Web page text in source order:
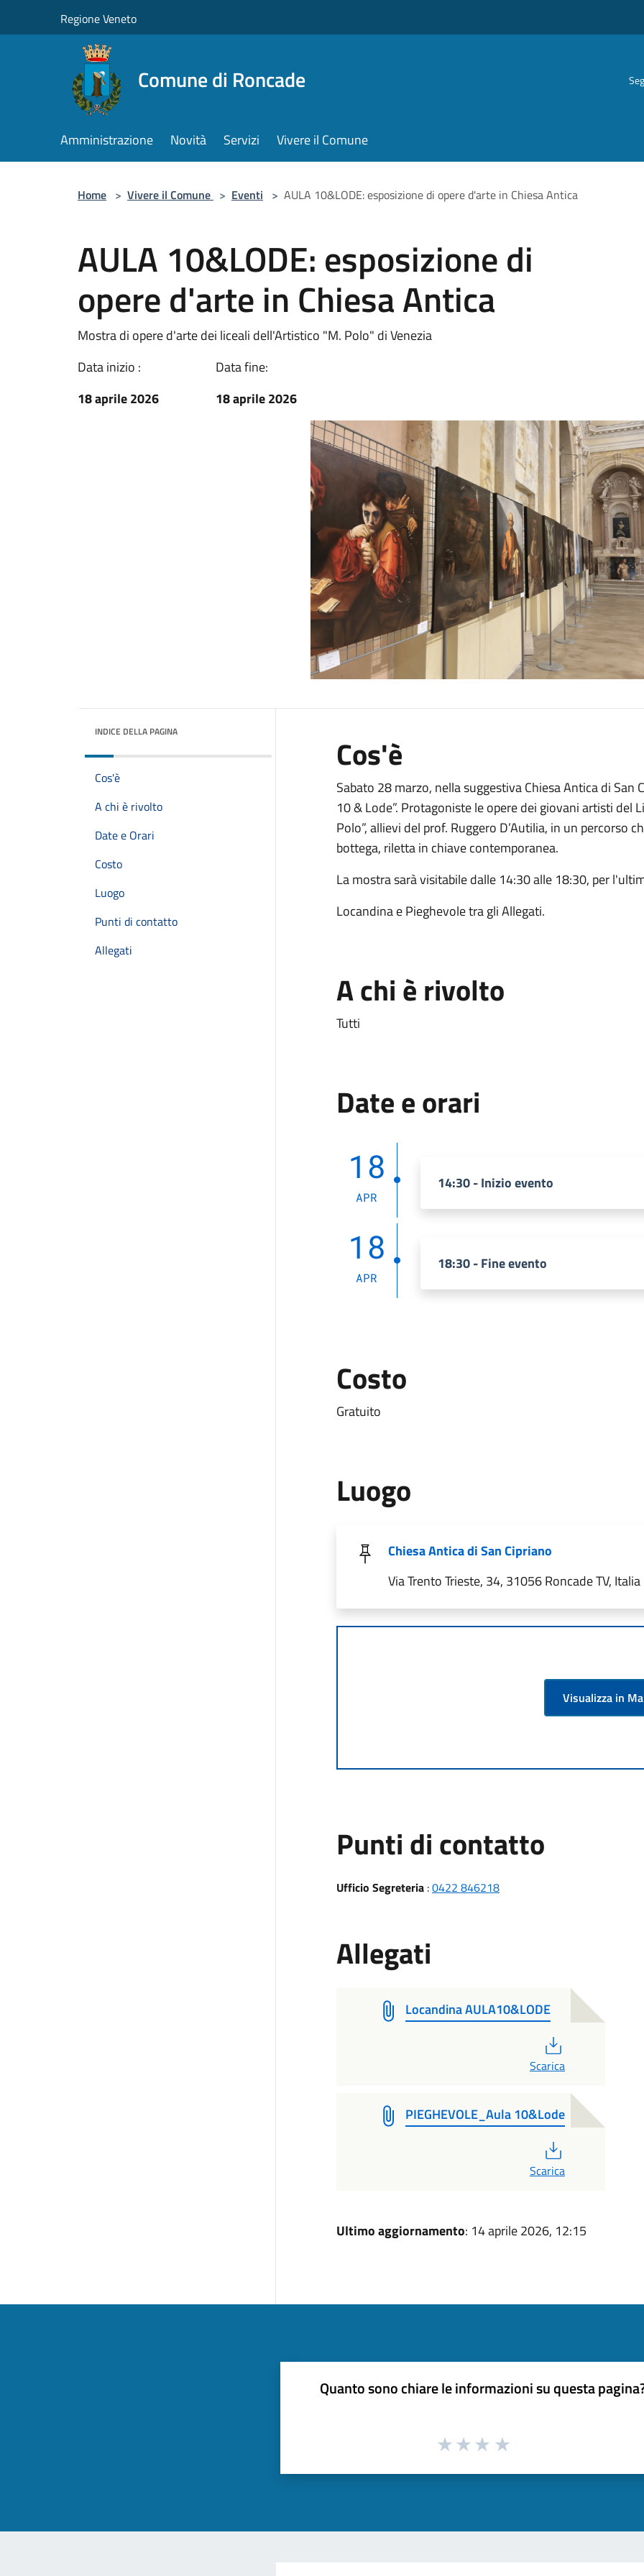
Regione Veneto
Comune di Roncade
Amministrazione Novità Servizi Vivere il Comune
Home > Vivere il Comune > Eventi > AULA 10&LODE: esposizione di opere d'arte in Chiesa Antica
AULA 10&LODE: esposizione di
opere d'arte in Chiesa Antica
Mostra di opere d'arte dei liceali dell'Artistico "M. Polo" di Venezia
Data inizio :
18 aprile 2026
Data fine:
18 aprile 2026
INDICE DELLA PAGINA
Cos'è
A chi è rivolto
Date e Orari
Costo
Luogo
Punti di contatto
Allegati
Cos'è
Sabato 28 marzo, nella suggestiva Chiesa Antica di
10 & Lode”. Protagoniste le opere dei giovani artisti del
Polo”, allievi del prof. Ruggero D’Autilia, in un percorso
bottega, riletta in chiave contemporanea.
La mostra sarà visitabile dalle 14:30 alle 18:30, per
Locandina e Pieghevole tra gli Allegati.
A chi è rivolto
Tutti
Date e orari
18
APR
14:30 - Inizio evento
18
APR
18:30 - Fine evento
Costo
Gratuito
Luogo
Chiesa Antica di San Cipriano
Via Trento Trieste, 34, 31056 Roncade TV, Italia
Visualizza in
Punti di contatto
Ufficio Segreteria:0422 846218
Allegati
Locandina AULA10&LODE
Scarica
PIEGHEVOLE_Aula 10&Lode
Scarica
Ultimo aggiornamento: 14 aprile 2026, 12:15
Quanto sono chiare le informazioni su questa